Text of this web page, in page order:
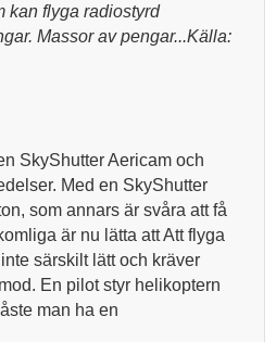
kan flyga radiostyrd
Massor av pengar...Källa:
SkyShutter Aericam och
Med en SkyShutter
som annars är svåra att få
är nu lätta att Att flyga
särskilt lätt och kräver
En pilot styr helikoptern
man ha en